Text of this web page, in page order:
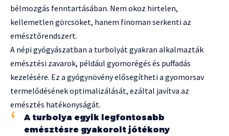
bélmozgás fenntartásában. Nem okoz hirtelen,
kellemetlen görcsöket, hanem finoman serkenti az
emésztőrendszert.
A népi gyógyászatban a turbolyát gyakran alkalmazták
emésztési zavarok, például gyomorégés és puffadás
kezelésére. Ez a gyógynövény elősegítheti a gyomorsav
termelődésének optimalizálását, ezáltal javítva az
emésztés hatékonyságát.
A turbolya egyik legfontosabb
emésztésre gyakorolt jótékony